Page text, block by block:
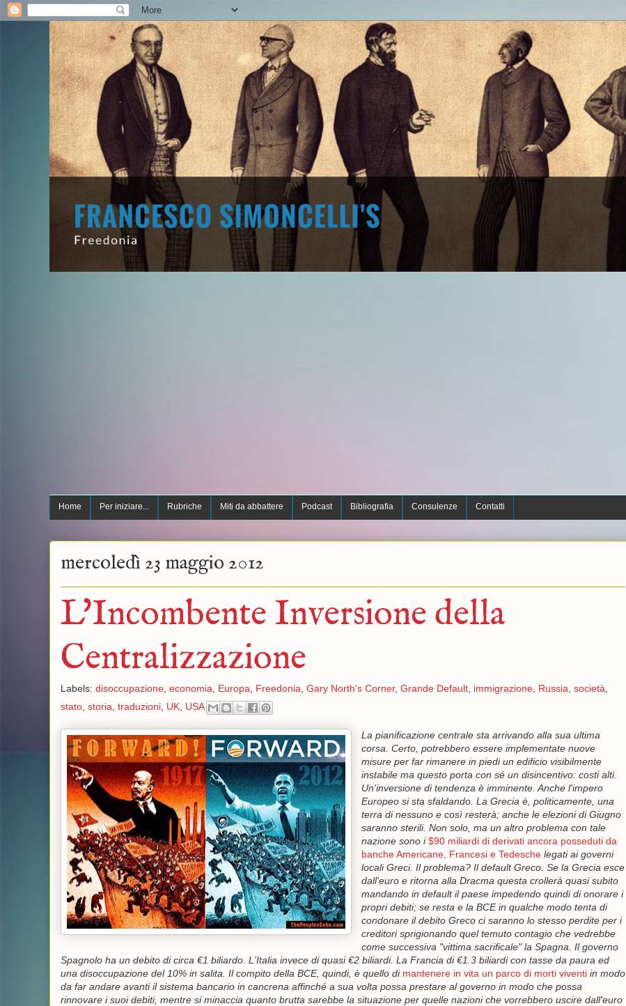
Home Per iniziare... Rubriche Miti da abbattere Podcast Bibliografia Consulenze Contatti
mercoledì 23 maggio 2012
L'Incombente Inversione della
Centralizzazione
Labels: disoccupazione, economia Europa Freedonia Gary North's Corner, Grande Default, immigrazione, Russia società
stato, storia, traduzioni, UK, USA
La pianificazione centrale sta arrivando alla sua ultima
corsa. Certo, potrebbero essere implementate nuove
misure per far rimanere in piedi un edificio visibilmente
instabile ma questo porta con sé un disincentivo: costi alti.
Un'inversione di tendenza è imminente. Anche l'impero
Europeo si sta sfaldando. La Grecia è, politicamente, una
terra di nessuno e così resterà; anche le elezioni di Giugno
saranno sterili. Non solo, ma un altro problema con tale
nazione sono i $90 miliardi di derivati ancora posseduti da
banche Americane, Francesi e Tedesche legati ai governi
locali Greci. Il problema? Il default Greco. Se la Grecia esce
dall'euro e ritorna alla Dracma questa crollerà quasi subito
mandando in default il paese impedendo quindi di onorare i
propri debiti; se resta e la BCE in qualche modo tenta di
condonare il debito Greco ci saranno lo stesso perdite per i
creditori sprigionando quel temuto contagio che vedrebbe
come successiva "vittima sacrificale" la Spagna. Il governo
Spagnolo ha un debito di circa €1 biliardo. L'Italia invece di quasi €2 biliardi. La Francia di €1.3 biliardi con tasse da paura ed
una disoccupazione del 10% in salita. Il compito della BCE, quindi, è quello di mantenere in vita un parco di morti viventi in modo
da far andare avanti il sistema bancario in cancrena affinché a sua volta possa prestare al governo in modo che possa
rinnovare i suoi debiti, mentre si minaccia quanto brutta sarebbe la situazione per quelle nazioni che vorrebbero uscire dall'euro